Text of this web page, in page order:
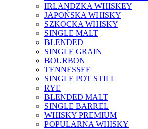
IRLANDZKA WHISKEY
JAPOŃSKA WHISKY
SZKOCKA WHISKY
SINGLE MALT
BLENDED
SINGLE GRAIN
BOURBON
TENNESSEE
SINGLE POT STILL
RYE
BLENDED MALT
SINGLE BARREL
WHISKY PREMIUM
POPULARNA WHISKY